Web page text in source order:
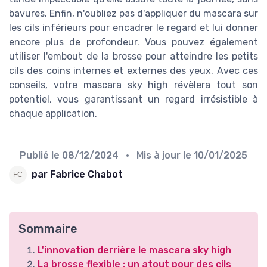
bavures. Enfin, n'oubliez pas d'appliquer du mascara sur
les cils inférieurs pour encadrer le regard et lui donner
encore plus de profondeur. Vous pouvez également
utiliser l'embout de la brosse pour atteindre les petits
cils des coins internes et externes des yeux. Avec ces
conseils, votre mascara sky high révèlera tout son
potentiel, vous garantissant un regard irrésistible à
chaque application.
Publié le 08/12/2024 • Mis à jour le 10/01/2025
par Fabrice Chabot
Sommaire
L'innovation derrière le mascara sky high
La brosse flexible : un atout pour des cils